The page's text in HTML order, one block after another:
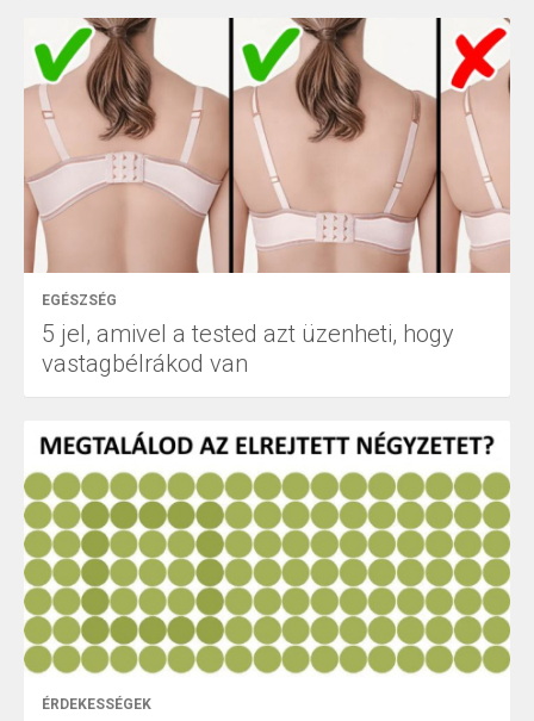
EGÉSZSÉG
5 jel, amivel a tested azt üzenheti, hogy
vastagbélrákod van
ÉRDEKESSÉGEK